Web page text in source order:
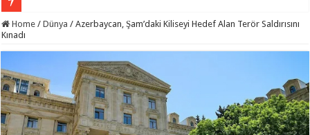
Suriye Savunma Bakanlığı’ndan Bir Heyet, Türkiye’deki Milli Savunma
Home / Dünya / Azerbaycan, Şam’daki Kiliseyi Hedef Alan Terör Saldırısını
Kınadı